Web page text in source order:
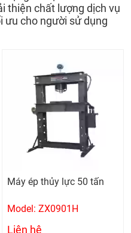
thiện chất lượng dịch vụ
ưu cho người sử dụng
Máy ép thủy lực 50 tấn
Model: ZX0901H
Liên hệ